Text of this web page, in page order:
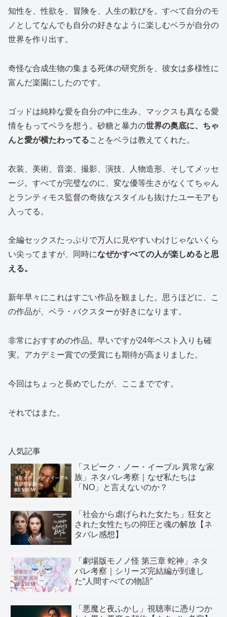
知性を、性欲を、冒険を、人生の歓びを。すべて自分のモ
ノとしてなんでも自分の好きなように楽しむベラが自分の
世界を作り出す。
奇怪な合成生物の集まる死体の研究所を、彼女は多様性に
富んだ楽園にしたのです。
ゴッドは純粋な愛を自分の中に生み、マックスも真なる愛
情をもってベラを想う。砂糖と暴力の世界の奥底に、ちゃ
んと愛が横たわってることをベラは教えてくれた。
衣装、美術、音楽、撮影、演技、人物造形、そしてメッセ
ージ。すべてが完璧なのに、変な優等生さがなくてちゃん
とランティモス監督の奇抜なスタイルも抜けたユーモアも
入ってる。
全編セックスたっぷりで万人に見やすいわけじゃないくら
い尖ってますが、同時になぜかすべての人が楽しめると思
える。
新年早々にこれはすごい作品を観ました。思うほどに、こ
の作品が、ベラ・バクスターが好きになります。
非常におすすめの作品。早いですが24年ベスト入りも確
実。アカデミー賞での受賞にも期待が高まりました。
今回はちょっと長めでしたが、ここまでです。
それではまた。
人気記事
「スピーク・ノー・イーブル 異常な家
族」ネタバレ考察｜なぜ私たちは
「NO」と言えないのか？
「社会から虐げられた女たち」狂女と
された女性たちの抑圧と魂の解放【ネ
タバレ感想】
「劇場版モノノ怪 第三章 蛇神」ネタ
バレ考察｜シリーズ完結編が到達し
た“人間すべての物語”
「悪魔と夜ふかし」視聴率に憑りつか